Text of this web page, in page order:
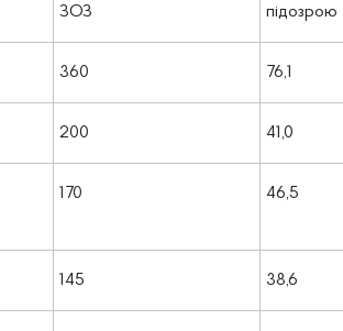
ЗОЗ
підозрою
360 76,1
200 41,0
170 46,5
145 38,6